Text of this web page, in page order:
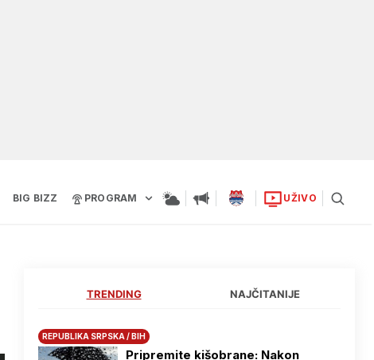
BIG BIZZ PROGRAM UŽIVO
TRENDING NAJČITANIJE
REPUBLIKA SRPSKA / BIH
Pripremite kišobrane: Nakon